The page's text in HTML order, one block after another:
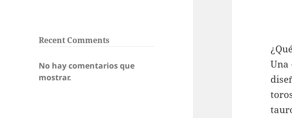
Recent Comments
No hay comentarios que
mostrar.
Una